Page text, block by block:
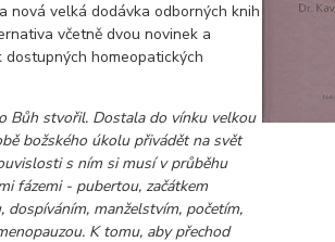
nová velká dodávka odborných knih
včetně dvou novinek a
dostupných homeopatických
Bůh stvořil. Dostala do vínku velkou
božského úkolu přivádět na svět
s ním si musí v průběhu
fázemi - pubertou, začátkem
dospíváním, manželstvím, početím,
K tomu, aby přechod